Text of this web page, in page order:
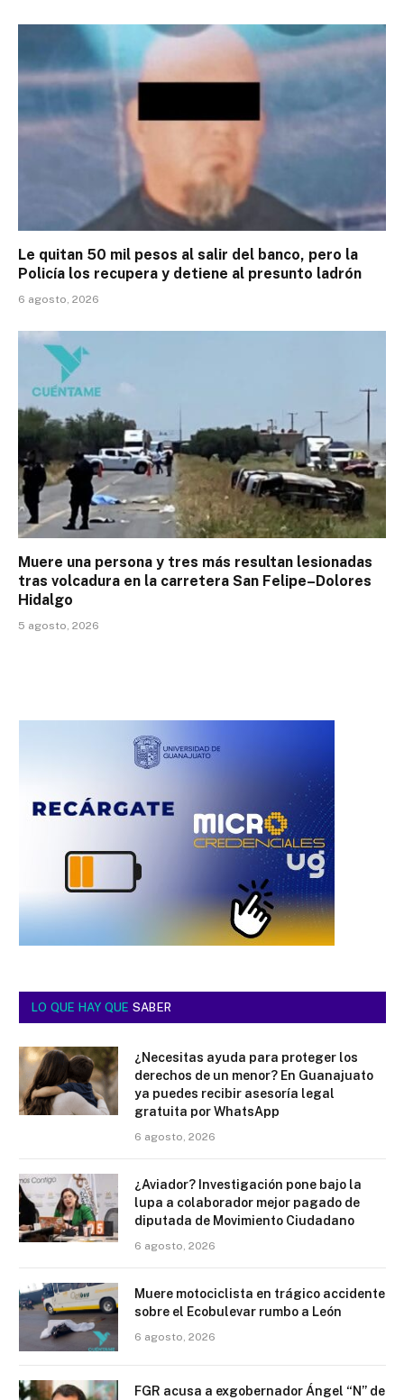
Le quitan 50 mil pesos al salir del banco, pero la
Policía los recupera y detiene al presunto ladrón
6 agosto, 2026
Muere una persona y tres más resultan lesionadas
tras volcadura en la carretera San Felipe–Dolores
Hidalgo
5 agosto, 2026
LO QUE HAY QUE SABER
¿Necesitas ayuda para proteger los
derechos de un menor? En Guanajuato
ya puedes recibir asesoría legal
gratuita por WhatsApp
6 agosto, 2026
¿Aviador? Investigación pone bajo la
lupa a colaborador mejor pagado de
diputada de Movimiento Ciudadano
6 agosto, 2026
Muere motociclista en trágico accidente
sobre el Ecobulevar rumbo a León
6 agosto, 2026
FGR acusa a exgobernador Ángel “N” de